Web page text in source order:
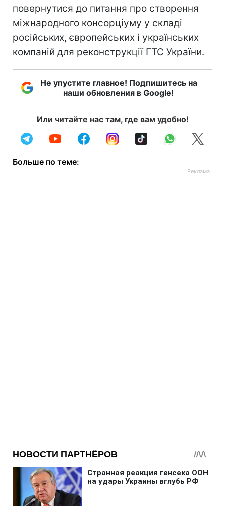
повернутися до питання про створення
міжнародного консорціуму у складі
російських, європейських і українських
компаній для реконструкції ГТС України.
Не упустите главное! Подпишитесь на
наши обновления в Google!
Или читайте нас там, где вам удобно!
Больше по теме: